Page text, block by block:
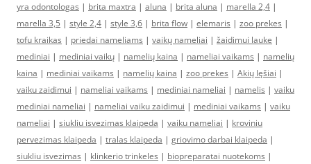
yra odontologas | brita maxtra | aluna | brita aluna | marella 2,4 |
marella 3,5 | style 2,4 | style 3,6 | brita flow | elemaris | zoo prekes |
tofu kraikas | priedai nameliams | vaikų nameliai | žaidimui lauke |
mediniai | mediniai vaikų | namelių kaina | nameliai vaikams | namelių
kaina | mediniai vaikams | namelių kaina | zoo prekes | Akių lęšiai |
vaiku zaidimui | nameliai vaikams | mediniai nameliai | namelis | vaiku
mediniai nameliai | nameliai vaiku zaidimui | mediniai vaikams | vaiku
nameliai | siukliu isvezimas klaipeda | vaiku nameliai | kroviniu
pervezimas klaipeda | tralas klaipeda | griovimo darbai klaipeda |
siukliu isvezimas | klinkerio trinkeles | biopreparatai nuotekoms |